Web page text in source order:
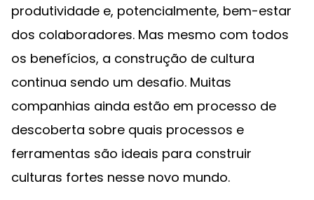
produtividade e, potencialmente, bem-estar
dos colaboradores. Mas mesmo com todos
os benefícios, a construção de cultura
continua sendo um desafio. Muitas
companhias ainda estão em processo de
descoberta sobre quais processos e
ferramentas são ideais para construir
culturas fortes nesse novo mundo.